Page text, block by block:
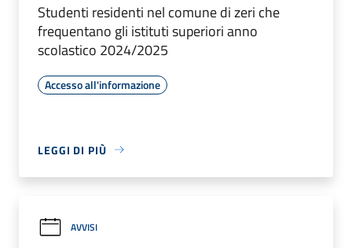
Studenti residenti nel comune di zeri che
frequentano gli istituti superiori anno
scolastico 2024/2025
Accesso all'informazione
LEGGI DI PIÙ
AVVISI